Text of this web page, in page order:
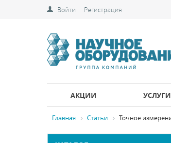
Войти Регистрация
АКЦИИ УСЛУГИ
Главная Статьи Точное